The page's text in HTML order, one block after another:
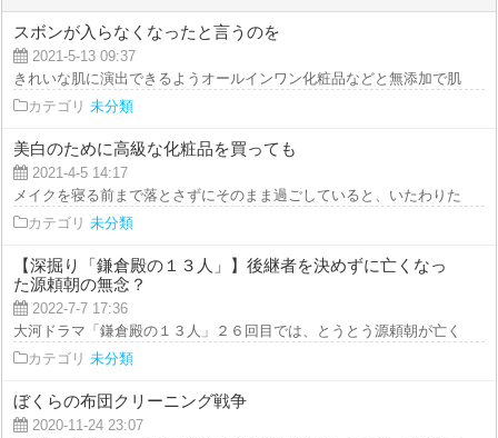
スボンが入らなくなったと言うのを
2021-5-13 09:37
きれいな肌に演出できるようオールインワン化粧品などと無添加で肌に優
カテゴリ 未分類
美白のために高級な化粧品を買っても
2021-4-5 14:17
メイクを寝る前まで落とさずにそのまま過ごしていると、いたわりたい肌
カテゴリ 未分類
【深掘り「鎌倉殿の１３人」】後継者を決めずに亡くなっ
た源頼朝の無念？
2022-7-7 17:36
大河ドラマ「鎌倉殿の１３人」２６回目では、とうとう源頼朝が亡くなっ
カテゴリ 未分類
ぼくらの布団クリーニング戦争
2020-11-24 23:07